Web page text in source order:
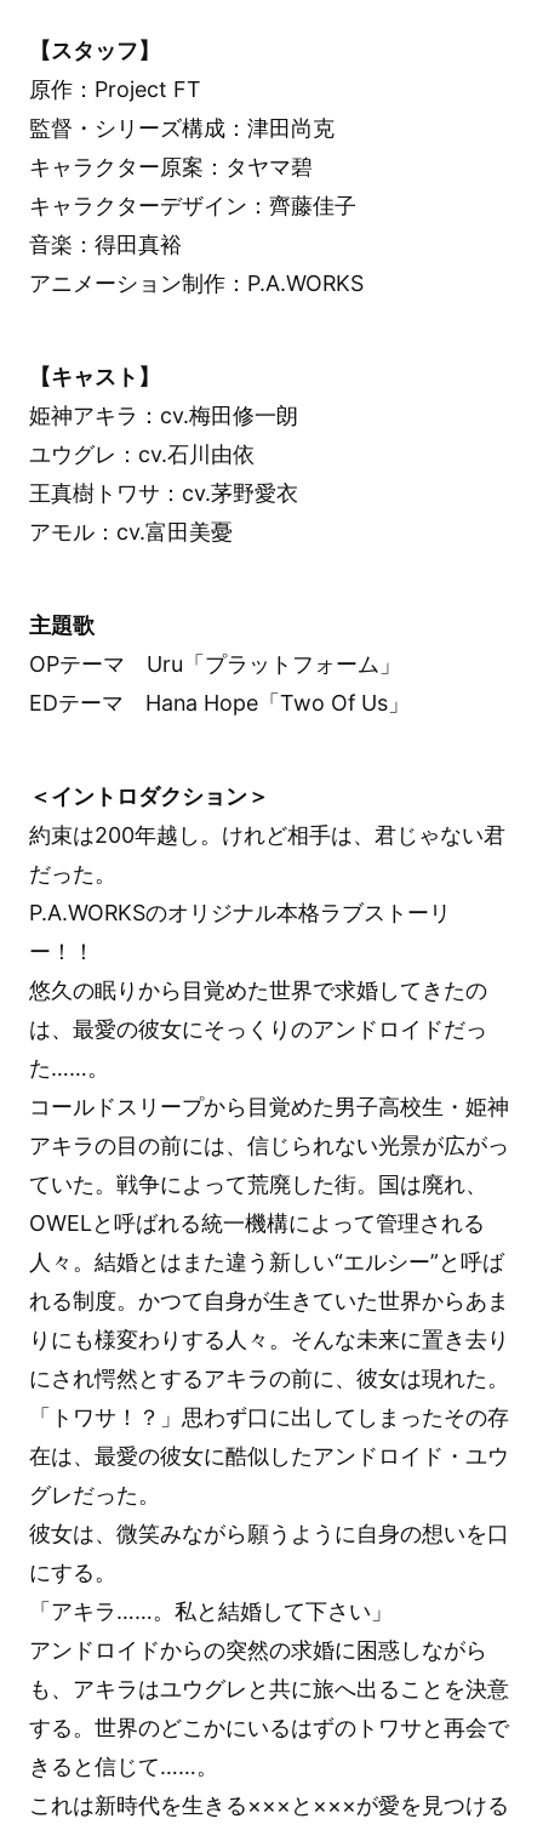
【スタッフ】
原作：Project FT
監督・シリーズ構成：津田尚克
キャラクター原案：タヤマ碧
キャラクターデザイン：齊藤佳子
音楽：得田真裕
アニメーション制作：P.A.WORKS
【キャスト】
姫神アキラ：cv.梅田修一朗
ユウグレ：cv.石川由依
王真樹トワサ：cv.茅野愛衣
アモル：cv.富田美憂
主題歌
OPテーマ Uru「プラットフォーム」
EDテーマ Hana Hope「Two Of Us」
＜イントロダクション＞
約束は200年越し。けれど相手は、君じゃない君
だった。
P.A.WORKSのオリジナル本格ラブストーリ
ー！！
悠久の眠りから目覚めた世界で求婚してきたの
は、最愛の彼女にそっくりのアンドロイドだっ
た……。
コールドスリープから目覚めた男子高校生・姫神
アキラの目の前には、信じられない光景が広がっ
ていた。戦争によって荒廃した街。国は廃れ、
OWELと呼ばれる統一機構によって管理される
人々。結婚とはまた違う新しい“エルシー”と呼ば
れる制度。かつて自身が生きていた世界からあま
りにも様変わりする人々。そんな未来に置き去り
にされ愕然とするアキラの前に、彼女は現れた。
「トワサ！？」思わず口に出してしまったその存
在は、最愛の彼女に酷似したアンドロイド・ユウ
グレだった。
彼女は、微笑みながら願うように自身の想いを口
にする。
「アキラ……。私と結婚して下さい」
アンドロイドからの突然の求婚に困惑しながら
も、アキラはユウグレと共に旅へ出ることを決意
する。世界のどこかにいるはずのトワサと再会で
きると信じて……。
これは新時代を生きる×××と×××が愛を見つける